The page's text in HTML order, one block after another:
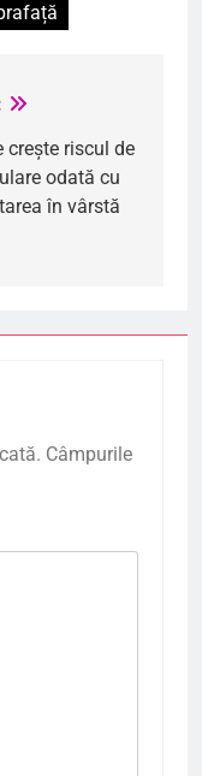
crește riscul de
odată cu
în vârstă
Câmpurile